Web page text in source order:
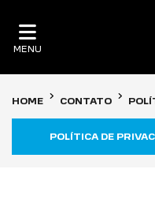
MENU
HOME CONTATO
POLÍTICA DE